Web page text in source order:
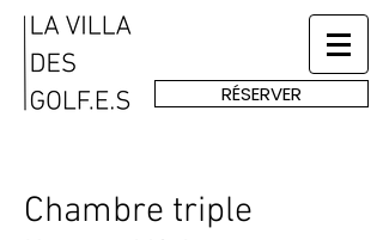
RÉSERVER
Chambre triple